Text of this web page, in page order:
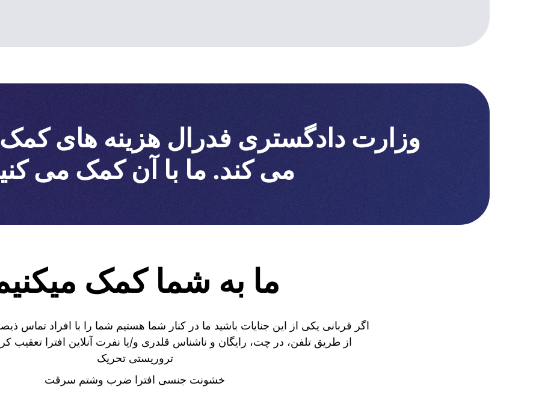
وزارت دادگستری فدرال هزینه های کمک
می کند. ما با آن کمک می
ما به شما کمک
اگر قربانی یکی از این جنایات باشید ما در کنار شما هستیم شما را با افراد تماس
از طریق تلفن، در چت، رایگان و ناشناس قلدری و/یا نفرت آنلاین افترا تعقیب
تروریستی تحریک
خشونت جنسی افترا ضرب وشتم سرقت